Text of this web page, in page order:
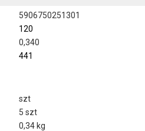
5906750251301
120
0,340
441
szt
5 szt
0,34 kg